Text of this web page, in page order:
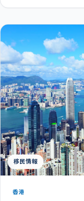
移民情報
香港